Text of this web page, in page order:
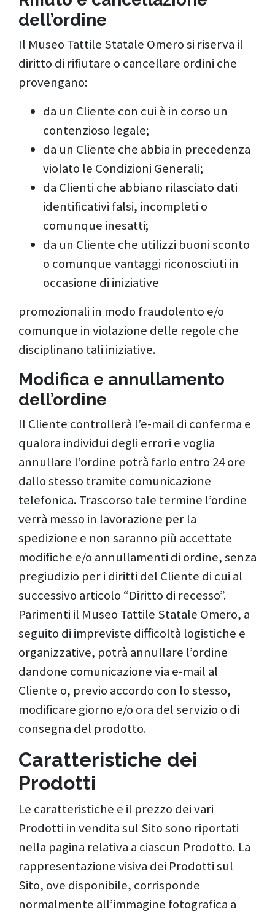
dell’ordine
Il Museo Tattile Statale Omero si riserva il
diritto di rifiutare o cancellare ordini che
provengano:
da un Cliente con cui è in corso un
contenzioso legale;
da un Cliente che abbia in precedenza
violato le Condizioni Generali;
da Clienti che abbiano rilasciato dati
identificativi falsi, incompleti o
comunque inesatti;
da un Cliente che utilizzi buoni sconto
o comunque vantaggi riconosciuti in
occasione di iniziative
promozionali in modo fraudolento e/o
comunque in violazione delle regole che
disciplinano tali iniziative.
Modifica e annullamento
dell’ordine
Il Cliente controllerà l’e-mail di conferma e
qualora individui degli errori e voglia
annullare l’ordine potrà farlo entro 24 ore
dallo stesso tramite comunicazione
telefonica. Trascorso tale termine l’ordine
verrà messo in lavorazione per la
spedizione e non saranno più accettate
modifiche e/o annullamenti di ordine, senza
pregiudizio per i diritti del Cliente di cui al
successivo articolo “Diritto di recesso”.
Parimenti il Museo Tattile Statale Omero, a
seguito di impreviste difficoltà logistiche e
organizzative, potrà annullare l’ordine
dandone comunicazione via e-mail al
Cliente o, previo accordo con lo stesso,
modificare giorno e/o ora del servizio o di
consegna del prodotto.
Caratteristiche dei
Prodotti
Le caratteristiche e il prezzo dei vari
Prodotti in vendita sul Sito sono riportati
nella pagina relativa a ciascun Prodotto. La
rappresentazione visiva dei Prodotti sul
Sito, ove disponibile, corrisponde
normalmente all’immagine fotografica a